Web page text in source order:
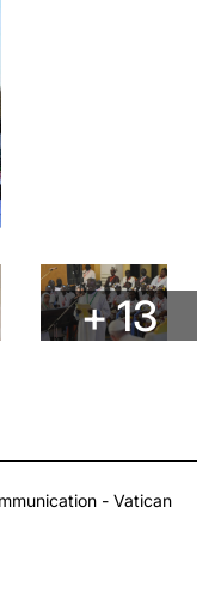
+ 13
- Vatican